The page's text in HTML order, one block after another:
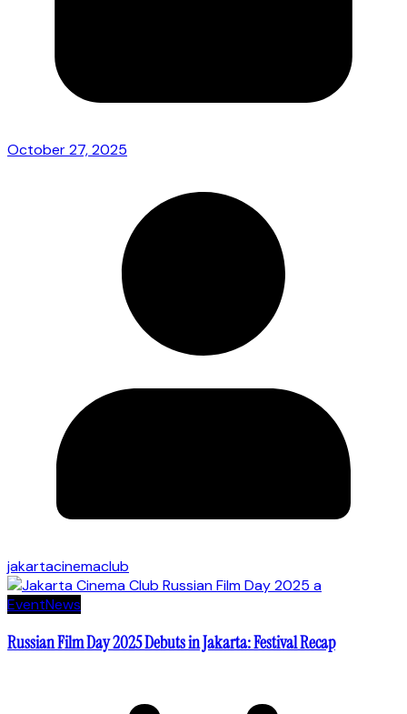
October 27, 2025
jakartacinemaclub
EventNews
Russian Film Day 2025 Debuts in Jakarta: Festival Recap